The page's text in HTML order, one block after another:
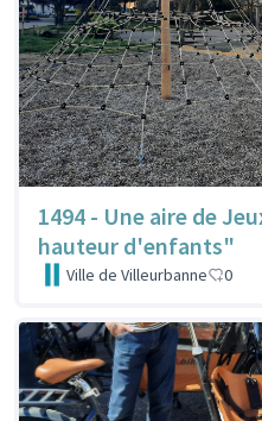
1494 - Une aire de
hauteur d'enfants"
Ville de Villeurbanne 0